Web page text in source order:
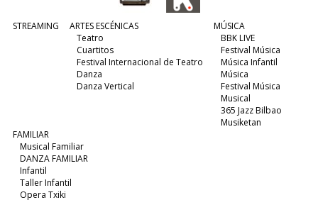
STREAMING
ARTES ESCÉNICAS
Teatro
Cuartitos
Festival Internacional de Teatro
Danza
Danza Vertical
MÚSICA
BBK LIVE
Festival Música
Música Infantil
Música
Festival Música
Musical
365 Jazz Bilbao
Musiketan
FAMILIAR
Musical Familiar
DANZA FAMILIAR
Infantil
Taller Infantil
Opera Txiki